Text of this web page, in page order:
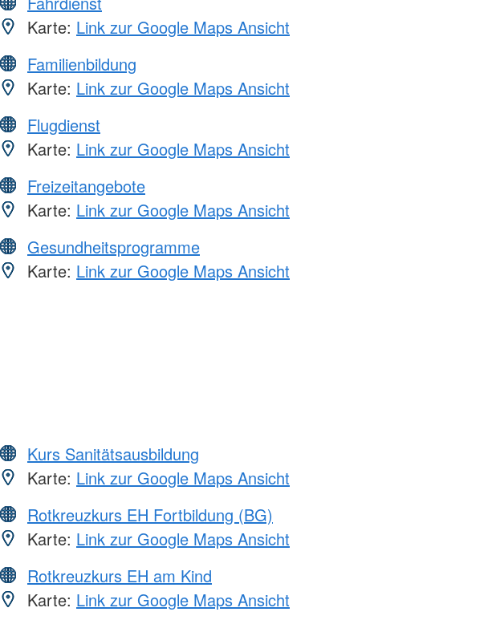
Karte: Link zur Google Maps Ansicht
Familienbildung
Karte: Link zur Google Maps Ansicht
Flugdienst
Karte: Link zur Google Maps Ansicht
Freizeitangebote
Karte: Link zur Google Maps Ansicht
Gesundheitsprogramme
Karte: Link zur Google Maps Ansicht
Kurs Sanitätsausbildung
Karte: Link zur Google Maps Ansicht
Rotkreuzkurs EH Fortbildung (BG)
Karte: Link zur Google Maps Ansicht
Rotkreuzkurs EH am Kind
Karte: Link zur Google Maps Ansicht